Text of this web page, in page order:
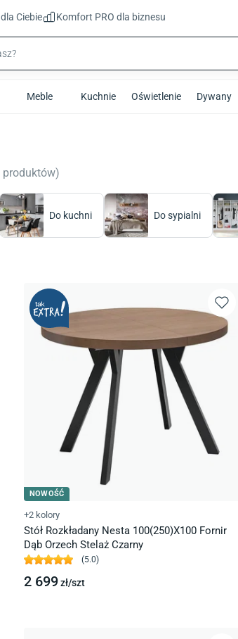
dla Ciebie Komfort PRO dla biznesu
Meble Kuchnie Oświetlenie Dywany
produktów)
Do kuchni Do sypialni
NOWOŚĆ
+2 kolory
Stół Rozkładany Nesta 100(250)X100 Fornir
Dąb Orzech Stelaż Czarny
(5.0)
2 699zł/szt